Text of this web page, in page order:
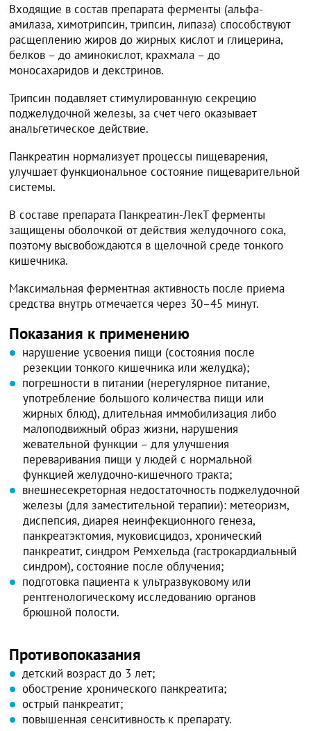
Входящие в состав препарата ферменты (альфа-
амилаза, химотрипсин, трипсин, липаза) способствуют
расщеплению жиров до жирных кислот и глицерина,
белков – до аминокислот, крахмала – до
моносахаридов и декстринов.
Трипсин подавляет стимулированную секрецию
поджелудочной железы, за счет чего оказывает
анальгетическое действие.
Панкреатин нормализует процессы пищеварения,
улучшает функциональное состояние пищеварительной
системы.
В составе препарата Панкреатин-ЛекТ ферменты
защищены оболочкой от действия желудочного сока,
поэтому высвобождаются в щелочной среде тонкого
кишечника.
Максимальная ферментная активность после приема
средства внутрь отмечается через 30–45 минут.
Показания к применению
нарушение усвоения пищи (состояния после
резекции тонкого кишечника или желудка);
погрешности в питании (нерегулярное питание,
употребление большого количества пищи или
жирных блюд), длительная иммобилизация либо
малоподвижный образ жизни, нарушения
жевательной функции – для улучшения
переваривания пищи у людей с нормальной
функцией желудочно-кишечного тракта;
внешнесекреторная недостаточность поджелудочной
железы (для заместительной терапии): метеоризм,
диспепсия, диарея неинфекционного генеза,
панкреатэктомия, муковисцидоз, хронический
панкреатит, синдром Ремхельда (гастрокардиальный
синдром), состояние после облучения;
подготовка пациента к ультразвуковому или
рентгенологическому исследованию органов
брюшной полости.
Противопоказания
детский возраст до 3 лет;
обострение хронического панкреатита;
острый панкреатит;
повышенная сенситивность к препарату.